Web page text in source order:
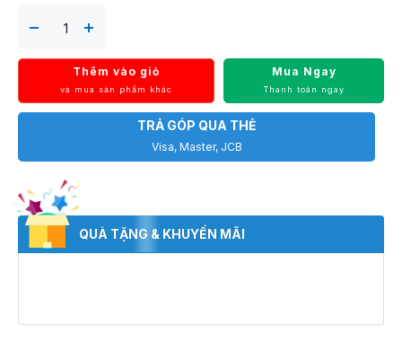
Thêm vào giỏ
và mua sản phẩm khác
Mua Ngay
Thanh toán ngay
TRẢ GÓP QUA THẺ
Visa, Master, JCB
QUÀ TẶNG & KHUYẾN MÃI